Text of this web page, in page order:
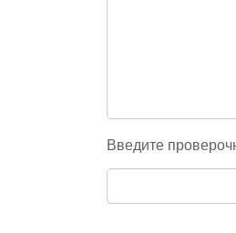
Введите